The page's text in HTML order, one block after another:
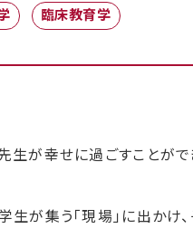
臨床教育学
生が幸せに過ごすことがで
が集う「現場」に出かけ、